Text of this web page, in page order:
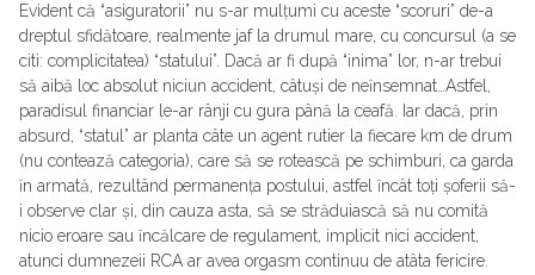
Evident că “asiguratorii” nu s-ar mulțumi cu aceste “scoruri” de-a
dreptul sfidătoare, realmente jaf la drumul mare, cu concursul (a se
citi: complicitatea) “statului”. Dacă ar fi după “inima” lor, n-ar trebui
să aibă loc absolut niciun accident, câtuși de neȋnsemnat…Astfel,
paradisul financiar le-ar rânji cu gura până la ceafă. Iar dacă, prin
absurd, “statul” ar planta câte un agent rutier la fiecare km de drum
(nu contează categoria), care să se rotească pe schimburi, ca garda
ȋn armată, rezultând permanența postului, astfel ȋncât toți șoferii să-
i observe clar și, din cauza asta, să se străduiască să nu comită
nicio eroare sau ȋncălcare de regulament, implicit nici accident,
atunci dumnezeii RCA ar avea orgasm continuu de atâta fericire.